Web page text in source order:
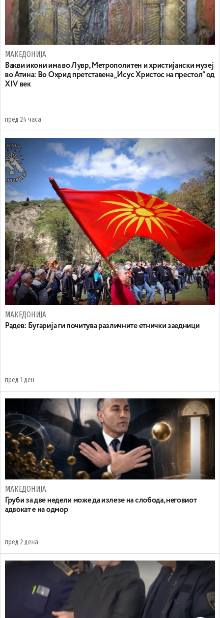
МАКЕДОНИЈА
Вакви икони има во Лувр, Метрополитен и христијански музеј
во Атина: Во Охрид претставена „Исус Христос на престол“ од
XIV век
пред 24 часа
МАКЕДОНИЈА
Радев: Бугарија ги почитува различните етнички заедници
пред 1 ден
МАКЕДОНИЈА
Груби за две недели може да излезе на слобода, неговиот
адвокат е на одмор
пред 2 дена